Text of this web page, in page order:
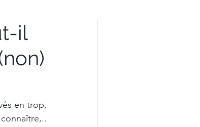
il
en trop,